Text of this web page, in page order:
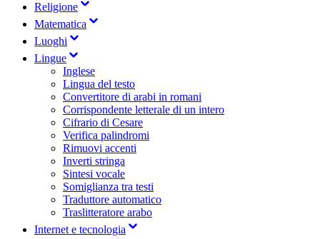
Religione
Matematica
Luoghi
Lingue
Inglese
Lingua del testo
Convertitore di arabi in romani
Corrispondente letterale di un intero
Cifrario di Cesare
Verifica palindromi
Rimuovi accenti
Inverti stringa
Sintesi vocale
Somiglianza tra testi
Traduttore automatico
Traslitteratore arabo
Internet e tecnologia